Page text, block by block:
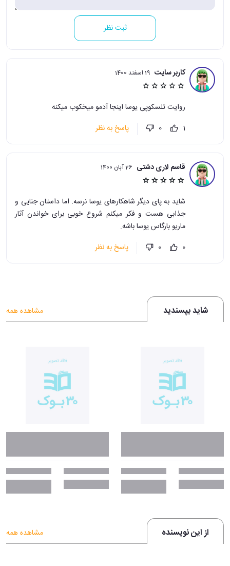
ثبت نظر
کاربر سایت 19 اسفند 1400
روایت تلسکوپی یوسا اینجا آدمو میخکوب میکنه
1
0 پاسخ به نظر
قاسم لاری دشتی 26 آبان 1400
شاید به پای دیگر شاهکارهای یوسا نرسه. اما داستان جنایی و
جذابی هست و فکر میکنم شروع خوبی برای خواندن آثار
ماریو بارگاس یوسا باشه.
0
0 پاسخ به نظر
شاید بپسندید مشاهده همه
از این نویسنده مشاهده همه